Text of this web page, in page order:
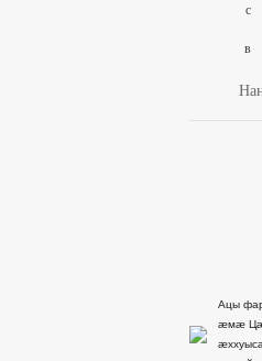
с
в
Ацы
æмæ